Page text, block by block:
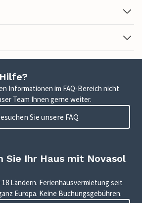
Informationen im FAQ-Bereich nicht
Team Ihnen gerne weiter.
Sie unsere FAQ
Sie Ihr Haus mit Novasol
18 Ländern. Ferienhausvermietung seit
Europa. Keine Buchungsgebühren.